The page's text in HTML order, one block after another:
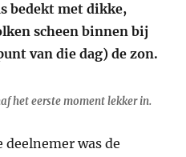
bedekt met dikke,
scheen binnen bij
van die dag) de zon.
het eerste moment lekker in.
was de